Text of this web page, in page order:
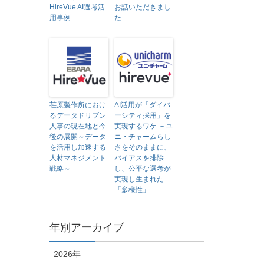
HireVue AI選考活
用事例
お話いただきまし
た
荏原製作所におけ
るデータドリブン
人事の現在地と今
後の展開～データ
を活用し加速する
人材マネジメント
戦略～
AI活用が「ダイバ
ーシティ採用」を
実現するワケ －ユ
ニ・チャームらし
さをそのままに、
バイアスを排除
し、公平な選考が
実現し生まれた
「多様性」－
年別アーカイブ
2026年